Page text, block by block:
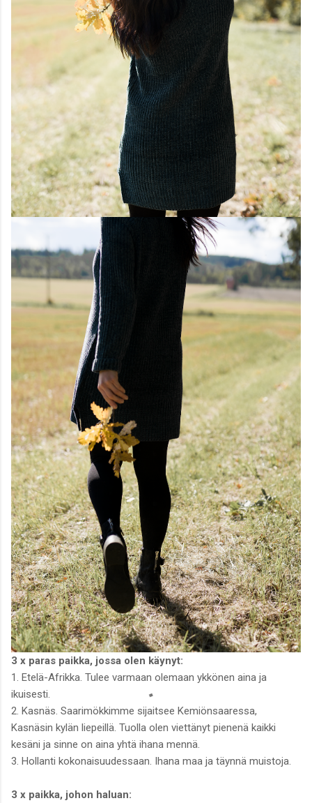
3 x paras paikka, jossa olen käynyt:
1. Etelä-Afrikka. Tulee varmaan olemaan ykkönen aina ja
ikuisesti.
2. Kasnäs. Saarimökkimme sijaitsee Kemiönsaaressa,
Kasnäsin kylän liepeillä. Tuolla olen viettänyt pienenä kaikki
kesäni ja sinne on aina yhtä ihana mennä.
3. Hollanti kokonaisuudessaan. Ihana maa ja täynnä muistoja.
3 x paikka, johon haluan: